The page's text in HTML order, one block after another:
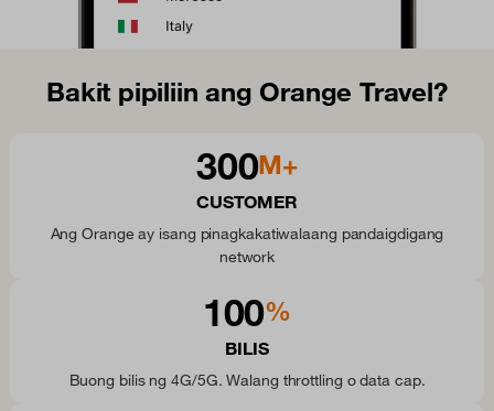
Bakit pipiliin ang Orange Travel?
300M+
CUSTOMER
Ang Orange ay isang pinagkakatiwalaang pandaigdigang
network
100%
BILIS
Buong bilis ng 4G/5G. Walang throttling o data cap.